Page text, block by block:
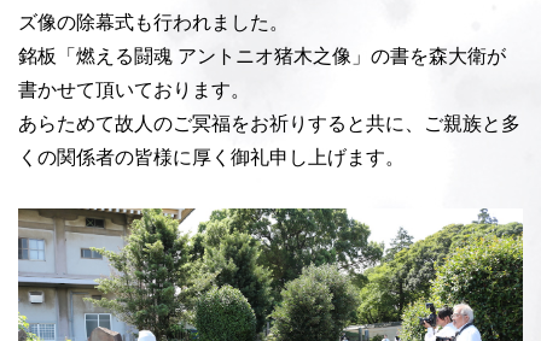
ズ像の除幕式も行われました。
銘板「燃える闘魂 アントニオ猪木之像」の書を森大衛が
書かせて頂いております。
あらためて故人のご冥福をお祈りすると共に、ご親族と多
くの関係者の皆様に厚く御礼申し上げます。